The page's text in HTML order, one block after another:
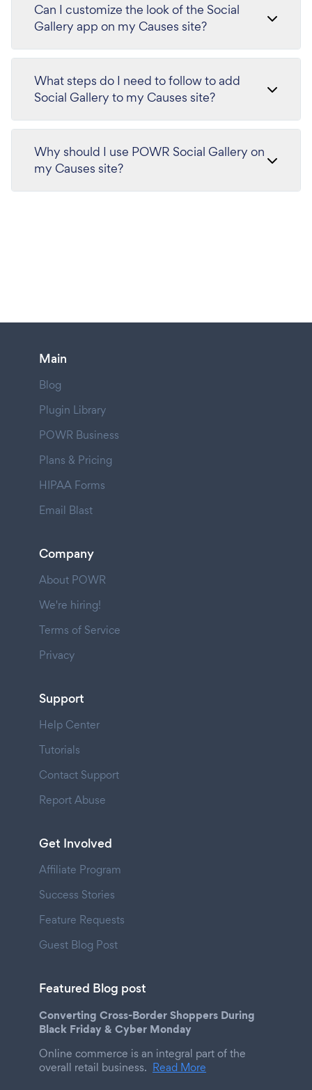
Can I customize the look of the Social
Gallery app on my Causes site?
What steps do I need to follow to add
Social Gallery to my Causes site?
Why should I use POWR Social Gallery on
my Causes site?
Main
Blog
Plugin Library
POWR Business
Plans & Pricing
HIPAA Forms
Email Blast
Company
About POWR
We're hiring!
Terms of Service
Privacy
Support
Help Center
Tutorials
Contact Support
Report Abuse
Get Involved
Affiliate Program
Success Stories
Feature Requests
Guest Blog Post
Featured Blog post
Converting Cross-Border Shoppers During
Black Friday & Cyber Monday
Online commerce is an integral part of the
overall retail business. Read More